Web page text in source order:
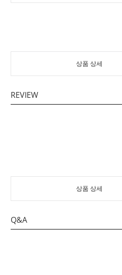
상품 상세
REVIEW
상품 상세
Q&A